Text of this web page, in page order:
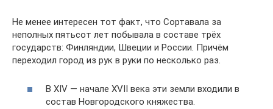
Не менее интересен тот факт, что Сортавала за
неполных пятьсот лет побывала в составе трёх
государств: Финляндии, Швеции и России. Причём
переходил город из рук в руки по несколько раз.
В XIV — начале XVII века эти земли входили в
состав Новгородского княжества.